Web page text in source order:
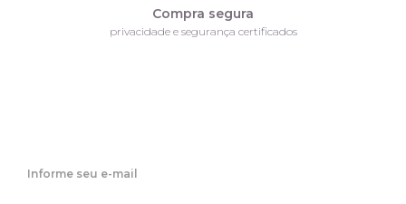
Compra segura
privacidade e segurança certificados